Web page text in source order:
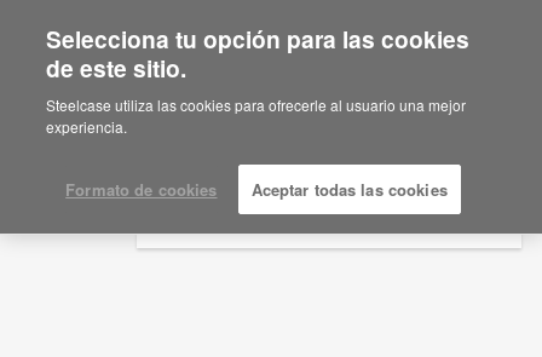
Are you in United States?
Would you like to see Products we sell in
your region?
English
Español
Idea de planificación
ID: RQ4QE8KH
Selecciona tu opción para las cookies
de este sitio.
Steelcase utiliza las cookies para ofrecerle al usuario una mejor
experiencia.
Formato de cookies Aceptar todas las cookies